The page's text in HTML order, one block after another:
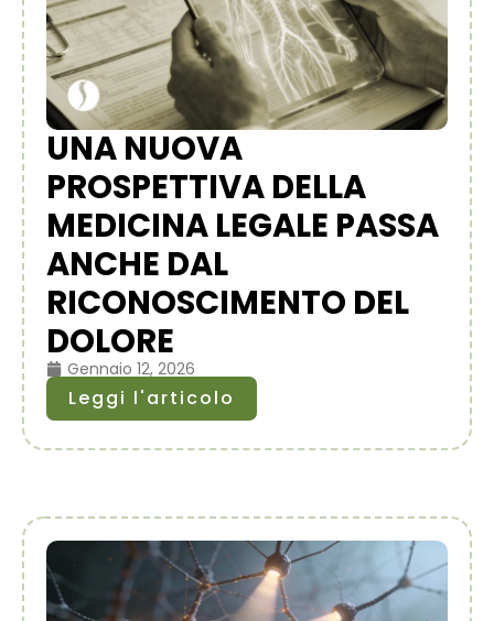
UNA NUOVA
PROSPETTIVA DELLA
MEDICINA LEGALE PASSA
ANCHE DAL
RICONOSCIMENTO DEL
DOLORE
Gennaio 12, 2026
Leggi l'articolo